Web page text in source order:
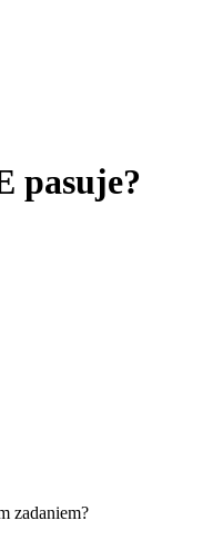
pasuje?
zadaniem?